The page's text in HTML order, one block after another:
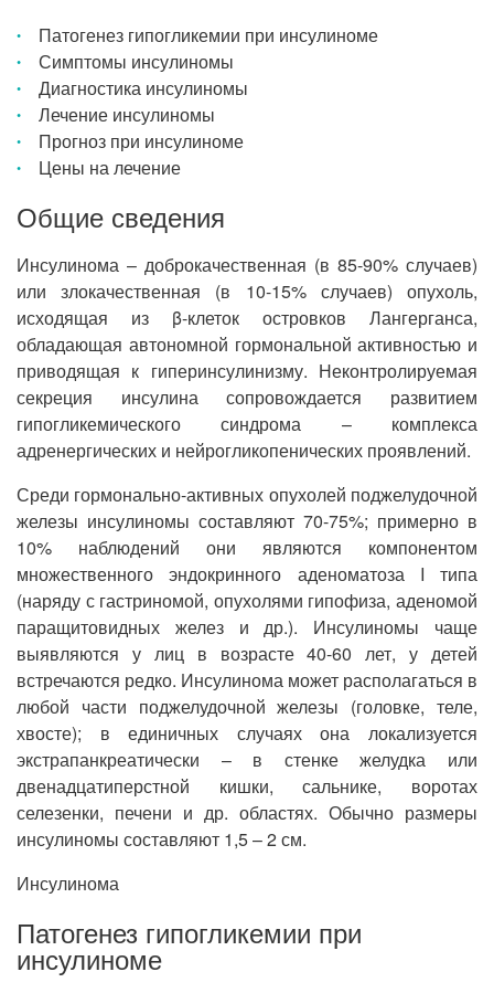
Патогенез гипогликемии при инсулиноме
Симптомы инсулиномы
Диагностика инсулиномы
Лечение инсулиномы
Прогноз при инсулиноме
Цены на лечение
Общие сведения
Инсулинома – доброкачественная (в 85-90% случаев)
или злокачественная (в 10-15% случаев) опухоль,
исходящая из β-клеток островков Лангерганса,
обладающая автономной гормональной активностью и
приводящая к гиперинсулинизму. Неконтролируемая
секреция инсулина сопровождается развитием
гипогликемического синдрома – комплекса
адренергических и нейрогликопенических проявлений.
Среди гормонально-активных опухолей поджелудочной
железы инсулиномы составляют 70-75%; примерно в
10% наблюдений они являются компонентом
множественного эндокринного аденоматоза I типа
(наряду с гастриномой, опухолями гипофиза, аденомой
паращитовидных желез и др.). Инсулиномы чаще
выявляются у лиц в возрасте 40-60 лет, у детей
встречаются редко. Инсулинома может располагаться в
любой части поджелудочной железы (головке, теле,
хвосте); в единичных случаях она локализуется
экстрапанкреатически – в стенке желудка или
двенадцатиперстной кишки, сальнике, воротах
селезенки, печени и др. областях. Обычно размеры
инсулиномы составляют 1,5 – 2 см.
Инсулинома
Патогенез гипогликемии при
инсулиноме